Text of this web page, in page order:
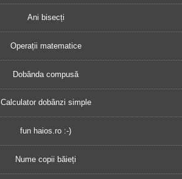
Ani bisecți
Operații matematice
Dobânda compusă
Calculator dobânzi simple
fun haios.ro :-)
Nume copii băieți